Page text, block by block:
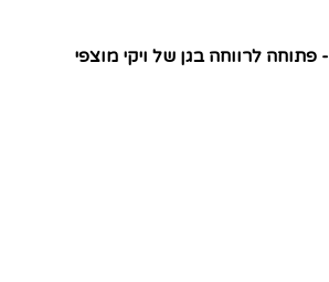
פתוחה לרווחה בגן של ויקי מוצפי